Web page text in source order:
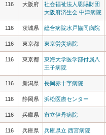
116 大阪府
社会福祉法人恩賜財団
大阪府済生会 中津病院
116 茨城県 総合病院水戸協同病院
116 東京都 東京労災病院
116 東京都
東海大学医学部付属八
王子病院
116 新潟県 長岡赤十字病院
116 静岡県 浜松医療センター
116 兵庫県 市立伊丹病院
116 兵庫県 兵庫県立 西宮病院